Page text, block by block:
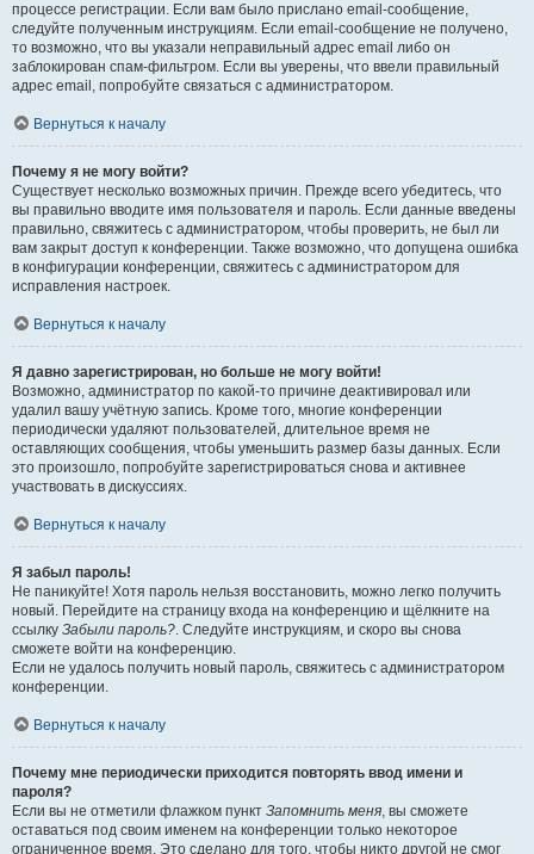
процессе регистрации. Если вам было прислано email-сообщение,
следуйте полученным инструкциям. Если email-сообщение не получено,
то возможно, что вы указали неправильный адрес email либо он
заблокирован спам-фильтром. Если вы уверены, что ввели правильный
адрес email, попробуйте связаться с администратором.
Вернуться к началу
Почему я не могу войти?
Существует несколько возможных причин. Прежде всего убедитесь, что
вы правильно вводите имя пользователя и пароль. Если данные введены
правильно, свяжитесь с администратором, чтобы проверить, не был ли
вам закрыт доступ к конференции. Также возможно, что допущена ошибка
в конфигурации конференции, свяжитесь с администратором для
исправления настроек.
Вернуться к началу
Я давно зарегистрирован, но больше не могу войти!
Возможно, администратор по какой-то причине деактивировал или
удалил вашу учётную запись. Кроме того, многие конференции
периодически удаляют пользователей, длительное время не
оставляющих сообщения, чтобы уменьшить размер базы данных. Если
это произошло, попробуйте зарегистрироваться снова и активнее
участвовать в дискуссиях.
Вернуться к началу
Я забыл пароль!
Не паникуйте! Хотя пароль нельзя восстановить, можно легко получить
новый. Перейдите на страницу входа на конференцию и щёлкните на
ссылку Забыли пароль?. Следуйте инструкциям, и скоро вы снова
сможете войти на конференцию.
Если не удалось получить новый пароль, свяжитесь с администратором
конференции.
Вернуться к началу
Почему мне периодически приходится повторять ввод имени и
пароля?
Если вы не отметили флажком пункт Запомнить меня, вы сможете
оставаться под своим именем на конференции только некоторое
ограниченное время. Это сделано для того, чтобы никто другой не смог